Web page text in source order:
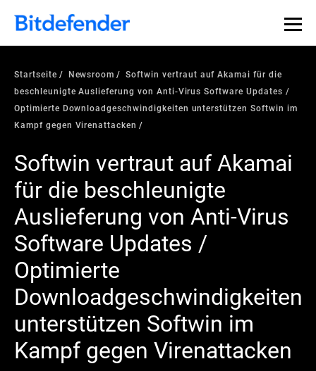
Startseite Newsroom
Softwin vertraut auf Akamai für die
beschleunigte Auslieferung von Anti-Virus Software Updates /
Optimierte Downloadgeschwindigkeiten unterstützen Softwin im
Kampf gegen Virenattacken
Softwin vertraut auf Akamai
für die beschleunigte
Auslieferung von Anti-Virus
Software Updates /
Optimierte
Downloadgeschwindigkeiten
unterstützen Softwin im
Kampf gegen Virenattacken